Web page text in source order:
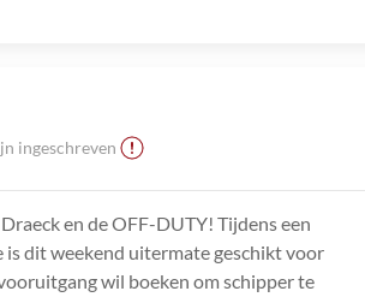
ingeschreven
en de OFF-DUTY! Tijdens een
is dit weekend uitermate geschikt voor
wil boeken om schipper te